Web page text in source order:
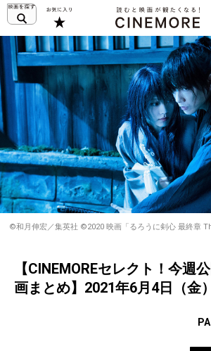
©和月伸宏／集英社 ©2020 映画「るろうに剣心 最終章
【CINEMOREセレクト！今週
画まとめ】2021年6月4日（金